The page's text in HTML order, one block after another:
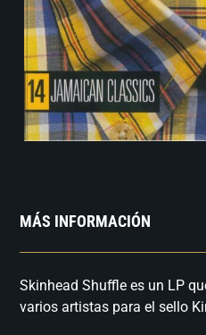
MÁS INFORMACIÓN
Skinhead Shuffle es un LP
varios artistas para el sello